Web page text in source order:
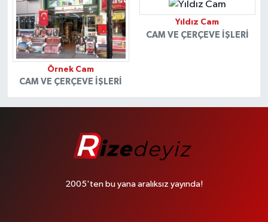
Örnek Cam
CAM VE ÇERÇEVE İŞLERI
Yıldız Cam
CAM VE ÇERÇEVE İŞLERI
2005'ten bu yana aralıksız yayında!